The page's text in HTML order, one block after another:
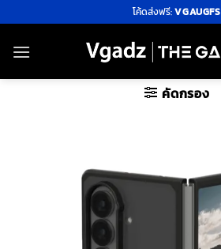
ไป
ยัง
โค้ดส่งฟรี:VGAUGFS
คัดกรอง